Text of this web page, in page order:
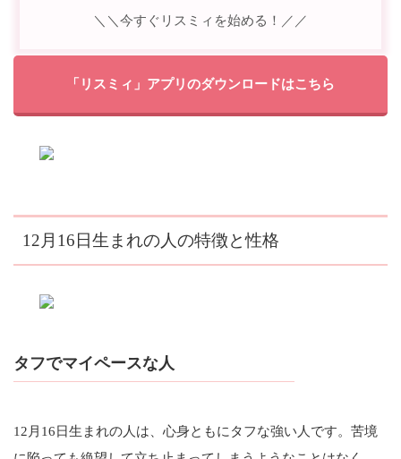
＼＼今すぐリスミィを始める！／／
「リスミィ」アプリのダウンロードはこちら
12月16日生まれの人の特徴と性格
タフでマイペースな人
12月16日生まれの人は、心身ともにタフな強い人です。苦境